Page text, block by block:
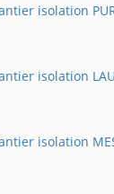
isolation
isolation
isolation